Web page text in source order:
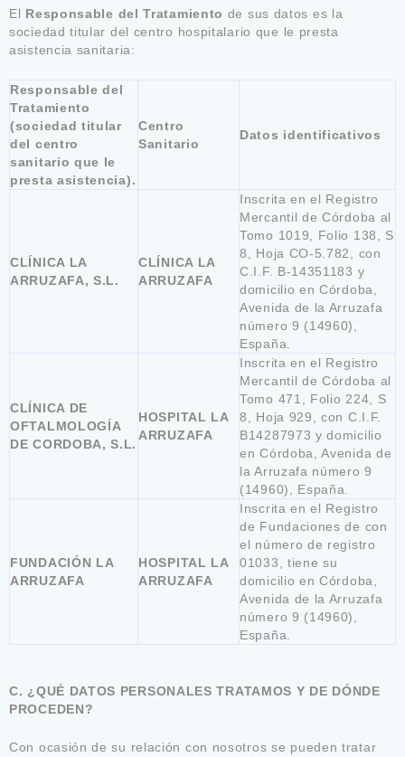
El Responsable del Tratamiento de sus datos es la
sociedad titular del centro hospitalario que le presta
asistencia sanitaria:
Responsable del
Tratamiento
(sociedad titular
del centro
sanitario que le
presta asistencia).
Centro
Sanitario
Datos identificativos
CLÍNICA LA
ARRUZAFA, S.L.
CLÍNICA LA
ARRUZAFA
Inscrita en el Registro
Mercantil de Córdoba al
Tomo 1019, Folio 138, S
8, Hoja CO-5.782, con
C.I.F. B-14351183 y
domicilio en Córdoba,
Avenida de la Arruzafa
número 9 (14960),
España.
CLÍNICA DE
OFTALMOLOGÍA
DE CORDOBA, S.L.
HOSPITAL LA
ARRUZAFA
Inscrita en el Registro
Mercantil de Córdoba al
Tomo 471, Folio 224, S
8, Hoja 929, con C.I.F.
B14287973 y domicilio
en Córdoba, Avenida de
la Arruzafa número 9
(14960), España.
FUNDACIÓN LA
ARRUZAFA
HOSPITAL LA
ARRUZAFA
Inscrita en el Registro
de Fundaciones de con
el número de registro
01033, tiene su
domicilio en Córdoba,
Avenida de la Arruzafa
número 9 (14960),
España.
C. ¿QUÉ DATOS PERSONALES TRATAMOS Y DE DÓNDE
PROCEDEN?
Con ocasión de su relación con nosotros se pueden tratar